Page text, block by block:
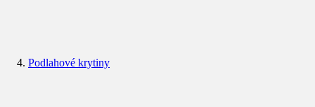
Podlahové krytiny